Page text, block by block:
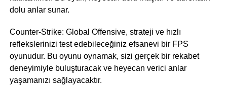
dolu anlar sunar.
Counter-Strike: Global Offensive, strateji ve hızlı
reflekslerinizi test edebileceğiniz efsanevi bir FPS
oyunudur. Bu oyunu oynamak, sizi gerçek bir rekabet
deneyimiyle buluşturacak ve heyecan verici anlar
yaşamanızı sağlayacaktır.